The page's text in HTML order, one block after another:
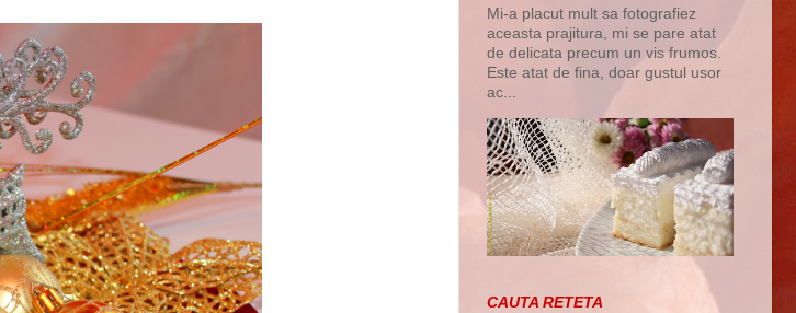
Mi-a placut mult sa fotografiez
aceasta prajitura, mi se pare atat
de delicata precum un vis frumos.
Este atat de fina, doar gustul usor
ac...
CAUTA RETETA